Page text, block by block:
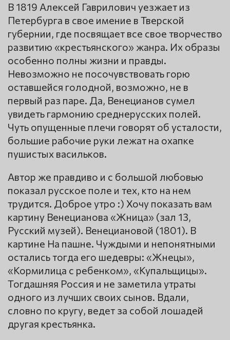
В 1819 Алексей Гаврилович уезжает из
Петербурга в свое имение в Тверской
губернии, где посвящает все свое творчество
развитию «крестьянского» жанра. Их образы
особенно полны жизни и правды.
Невозможно не посочувствовать горю
оставшейся голодной, возможно, не в
первый раз паре. Да, Венецианов сумел
увидеть гармонию среднерусских полей.
Чуть опущенные плечи говорят об усталости,
большие рабочие руки лежат на охапке
пушистых васильков.
Автор же правдиво и с большой любовью
показал русское поле и тех, кто на нем
трудится. Доброе утро :) Хочу показать вам
картину Венецианова «Жница» (зал 13,
Русский музей). Венециановой (1801). В
картине На пашне. Чуждыми и непонятными
остались тогда его шедевры: «Жнецы»,
«Кормилица с ребенком», «Купальщицы».
Тогдашняя Россия и не заметила утраты
одного из лучших своих сынов. Вдали,
словно по кругу, ведет за собой лошадей
другая крестьянка.